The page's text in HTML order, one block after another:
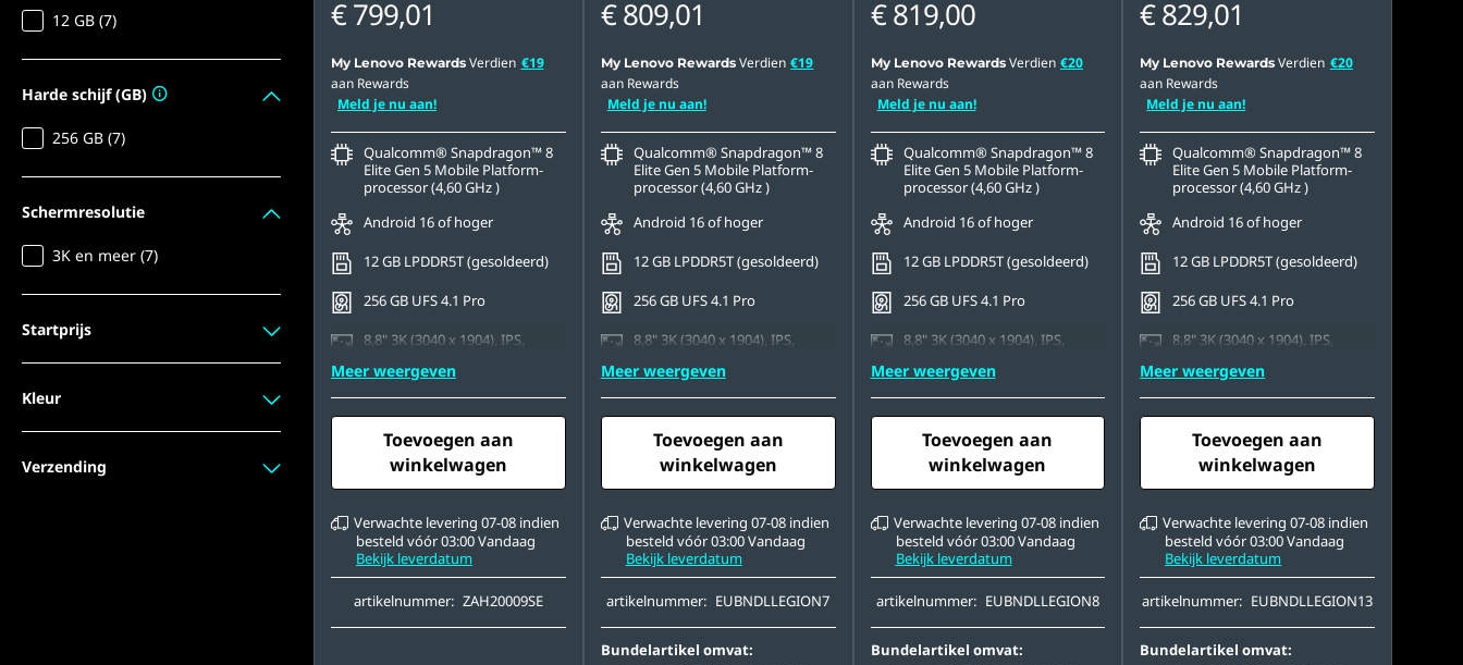
12 GB (7)
Harde schijf (GB)
256 GB (7)
Schermresolutie
3K en meer (7)
Startprijs
Kleur
Verzending
€ 799,01
My Lenovo Rewards Verdien €19
aan Rewards
Meld je nu aan!
Qualcomm® Snapdragon™ 8
Elite Gen 5 Mobile Platform-
processor (4,60 GHz )
Android 16 of hoger
12 GB LPDDR5T (gesoldeerd)
256 GB UFS 4.1 Pro
8,8" 3K (3040 x 1904), IPS,
nits, 165Hz
Meer weergeven
Toevoegen aan
winkelwagen
Verwachte levering 07-08 indien
besteld vóór 03:00 Vandaag
Bekijk leverdatum
artikelnummer: ZAH20009SE
€ 809,01
My Lenovo Rewards Verdien €19
aan Rewards
Meld je nu aan!
Qualcomm® Snapdragon™ 8
Elite Gen 5 Mobile Platform-
processor (4,60 GHz )
Android 16 of hoger
12 GB LPDDR5T (gesoldeerd)
256 GB UFS 4.1 Pro
8,8" 3K (3040 x 1904), IPS,
nits, 165Hz
Meer weergeven
Toevoegen aan
winkelwagen
Verwachte levering 07-08 indien
besteld vóór 03:00 Vandaag
Bekijk leverdatum
artikelnummer: EUBNDLLEGION7
Bundelartikel omvat:
€ 819,00
My Lenovo Rewards Verdien €20
aan Rewards
Meld je nu aan!
Qualcomm® Snapdragon™ 8
Elite Gen 5 Mobile Platform-
processor (4,60 GHz )
Android 16 of hoger
12 GB LPDDR5T (gesoldeerd)
256 GB UFS 4.1 Pro
8,8" 3K (3040 x 1904), IPS,
nits, 165Hz
Meer weergeven
Toevoegen aan
winkelwagen
Verwachte levering 07-08 indien
besteld vóór 03:00 Vandaag
Bekijk leverdatum
artikelnummer: EUBNDLLEGION8
Bundelartikel omvat:
€ 829,01
My Lenovo Rewards Verdien €20
aan Rewards
Meld je nu aan!
Qualcomm® Snapdragon™ 8
Elite Gen 5 Mobile Platform-
processor (4,60 GHz )
Android 16 of hoger
12 GB LPDDR5T (gesoldeerd)
256 GB UFS 4.1 Pro
8,8" 3K (3040 x 1904), IPS,
nits, 165Hz
Meer weergeven
Toevoegen aan
winkelwagen
Verwachte levering 07-08 indien
besteld vóór 03:00 Vandaag
Bekijk leverdatum
artikelnummer: EUBNDLLEGION13
Bundelartikel omvat: